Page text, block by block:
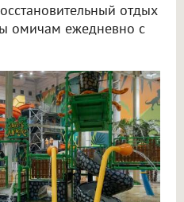
отдых
омичам ежедневно с